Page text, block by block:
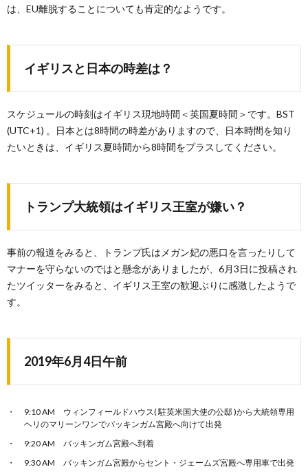
は、EU離脱することについても肯定的なようです。
イギリスと日本の時差は？
スケジュールの時刻はイギリス現地時間＜英国夏時間＞です。BST
(UTC+1) 。日本とは8時間の時差がありますので、日本時間を知り
たいときは、イギリス夏時間から8時間をプラスしてください。
トランプ大統領はイギリス王室が嫌い？
事前の報道をみると、トランプ氏はメガン妃の悪口を言ったりして
マナーを守らないのではと懸念がありましたが、6月3日に投稿され
たツイッターをみると、イギリス王室の歓迎ぶりに感激したようで
す。
2019年6月4日午前
9:10 AM ウィンフィールドハウス( 駐英米国大使の公邸 )から大統領専用
ヘリのマリーンワンでバッキンガム宮殿へ向けて出発
9:20 AM バッキンガム宮殿へ到着
9:30 AM バッキンガム宮殿からセント・ジェームズ宮殿へ専用車で出発